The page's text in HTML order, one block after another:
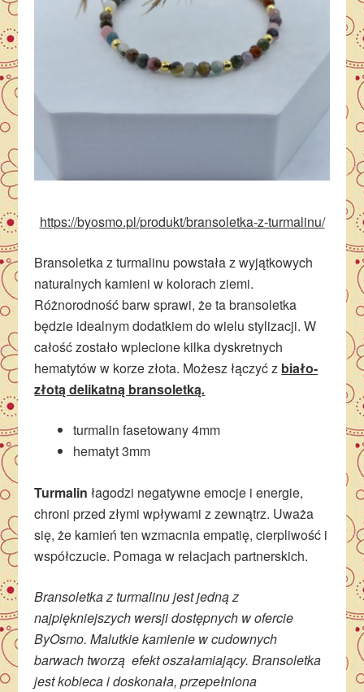
https://byosmo.pl/produkt/bransoletka-z-turmalinu/
Bransoletka z turmalinu powstała z wyjątkowych
naturalnych kamieni w kolorach ziemi.
Różnorodność barw sprawi, że ta bransoletka
będzie idealnym dodatkiem do wielu stylizacji. W
całość zostało wplecione kilka dyskretnych
hematytów w korze złota. Możesz łączyć z biało-
złotą delikatną bransoletką.
turmalin fasetowany 4mm
hematyt 3mm
Turmalin łagodzi negatywne emocje i energie,
chroni przed złymi wpływami z zewnątrz. Uważa
się, że kamień ten wzmacnia empatię, cierpliwość i
współczucie. Pomaga w relacjach partnerskich.
Bransoletka z turmalinu jest jedną z
najpiękniejszych wersji dostępnych w ofercie
ByOsmo. Malutkie kamienie w cudownych
barwach tworzą efekt oszałamiający. Bransoletka
jest kobieca i doskonała, przepełniona